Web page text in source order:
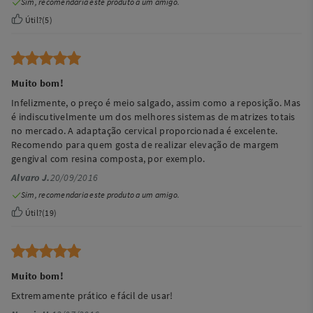
Útil?(5)
Muito bom!
Infelizmente, o preço é meio salgado, assim como a reposição. Mas
é indiscutivelmente um dos melhores sistemas de matrizes totais
no mercado. A adaptação cervical proporcionada é excelente.
Recomendo para quem gosta de realizar elevação de margem
gengival com resina composta, por exemplo.
Alvaro J.20/09/2016
Sim, recomendaria este produto a um amigo.
Útil?(19)
Muito bom!
Extremamente prático e fácil de usar!